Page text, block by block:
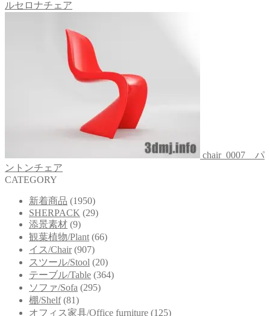
ルセロナチェア
chair_0007 パ
ントンチェア
CATEGORY
新着商品 (1950)
SHERPACK (29)
添景素材 (9)
観葉植物/Plant (66)
イス/Chair (907)
スツール/Stool (20)
テーブル/Table (364)
ソファ/Sofa (295)
棚/Shelf (81)
オフィス家具/Office furniture (125)